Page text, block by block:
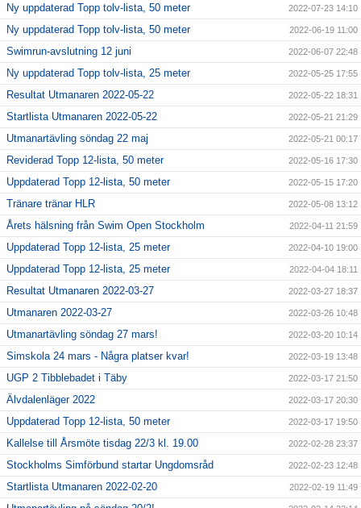
Ny uppdaterad Topp tolv-lista, 50 meter 2022-07-23 14:10
Ny uppdaterad Topp tolv-lista, 50 meter 2022-06-19 11:00
Swimrun-avslutning 12 juni 2022-06-07 22:48
Ny uppdaterad Topp tolv-lista, 25 meter 2022-05-25 17:55
Resultat Utmanaren 2022-05-22 2022-05-22 18:31
Startlista Utmanaren 2022-05-22 2022-05-21 21:29
Utmanartävling söndag 22 maj 2022-05-21 00:17
Reviderad Topp 12-lista, 50 meter 2022-05-16 17:30
Uppdaterad Topp 12-lista, 50 meter 2022-05-15 17:20
Tränare tränar HLR 2022-05-08 13:12
Årets hälsning från Swim Open Stockholm 2022-04-11 21:59
Uppdaterad Topp 12-lista, 25 meter 2022-04-10 19:00
Uppdaterad Topp 12-lista, 25 meter 2022-04-04 18:11
Resultat Utmanaren 2022-03-27 2022-03-27 18:37
Utmanaren 2022-03-27 2022-03-26 10:48
Utmanartävling söndag 27 mars! 2022-03-20 10:14
Simskola 24 mars - Några platser kvar! 2022-03-19 13:48
UGP 2 Tibblebadet i Täby 2022-03-17 21:50
Älvdalenläger 2022 2022-03-17 20:30
Uppdaterad Topp 12-lista, 50 meter 2022-03-17 19:50
Kallelse till Årsmöte tisdag 22/3 kl. 19.00 2022-02-28 23:37
Stockholms Simförbund startar Ungdomsråd 2022-02-23 12:48
Startlista Utmanaren 2022-02-20 2022-02-19 11:49